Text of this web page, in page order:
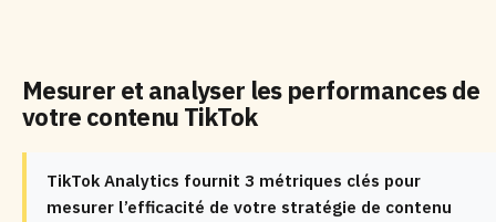
Mesurer et analyser les performances de
votre contenu TikTok
TikTok Analytics fournit 3 métriques clés pour
mesurer l’efficacité de votre stratégie de contenu